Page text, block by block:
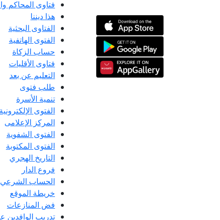
فتاوى المحاكم
هذا ديننا
الفتاوى البحثية
الفتوى الهاتفية
حساب الزكاة
فتاوى الأقليات
التعليم عن بعد
طلب فتوى
تنمية الأسرة
الفتوى الإلكترونية
المركز الإعلامى
الفتوى الشفوية
الفتوى المكتوبة
التاريخ الهجري
فروع الدار
الحساب الشرعي
خريطة الموقع
فض المنازعات
تدريب الوافدين